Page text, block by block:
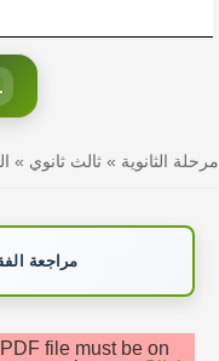
مرحلة الثانوية » ثالث ثانوي »
مراجعة
file must be on